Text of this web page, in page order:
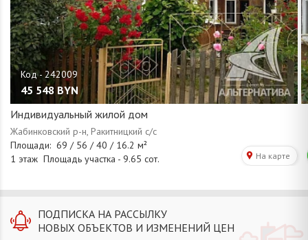
45 548 BYN
Индивидуальный жилой дом
ПОДПИСКА НА РАССЫЛКУ
НОВЫХ ОБЪЕКТОВ И ИЗМЕНЕНИЙ ЦЕН